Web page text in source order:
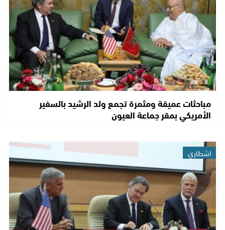
مباحثات عميقة ومثمرة تجمع ولد الرشيد بالسفير
الأمريكي بمقر جماعة العيون
اشطاري